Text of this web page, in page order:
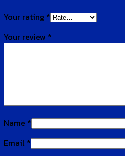
Your rating *
Your review *
Name *
Email *